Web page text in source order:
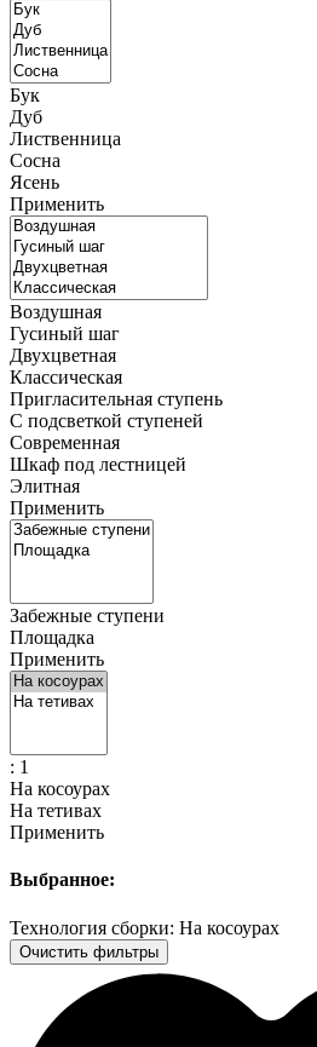
Бук
Дуб
Лиственница
Сосна
Ясень
Применить
Воздушная
Гусиный шаг
Двухцветная
Классическая
Пригласительная ступень
С подсветкой ступеней
Современная
Шкаф под лестницей
Элитная
Применить
Забежные ступени
Площадка
Применить
: 1
На косоурах
На тетивах
Применить
Выбранное:
Технология сборки: На косоурах
Очистить фильтры